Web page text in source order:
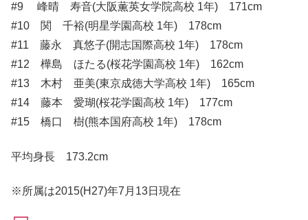
#9 峰晴 寿音(大阪薫英女学院高校 1年) 171cm
#10 関 千裕(明星学園高校 1年) 178cm
#11 藤永 真悠子(開志国際高校 1年) 178cm
#12 樺島 ほたる(桜花学園高校 1年) 162cm
#13 木村 亜美(東京成徳大学高校 1年) 165cm
#14 藤本 愛瑚(桜花学園高校 1年) 177cm
#15 橋口 樹(熊本国府高校 1年) 178cm
平均身長 173.2cm
※所属は2015(H27)年7月13日現在